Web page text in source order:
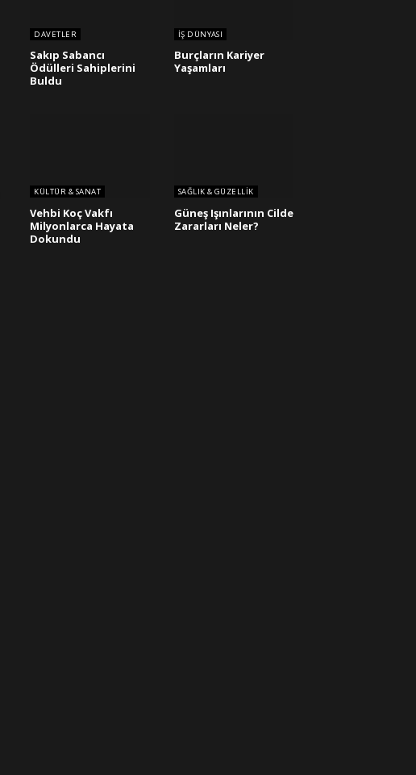
DAVETLER
Sakıp Sabancı
Ödülleri Sahiplerini
Buldu
İŞ DÜNYASI
Burçların Kariyer
Yaşamları
KÜLTÜR & SANAT
Vehbi Koç Vakfı
Milyonlarca Hayata
Dokundu
SAĞLIK & GÜZELLIK
Güneş Işınlarının Cilde
Zararları Neler?